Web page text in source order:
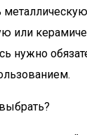
или
нужно